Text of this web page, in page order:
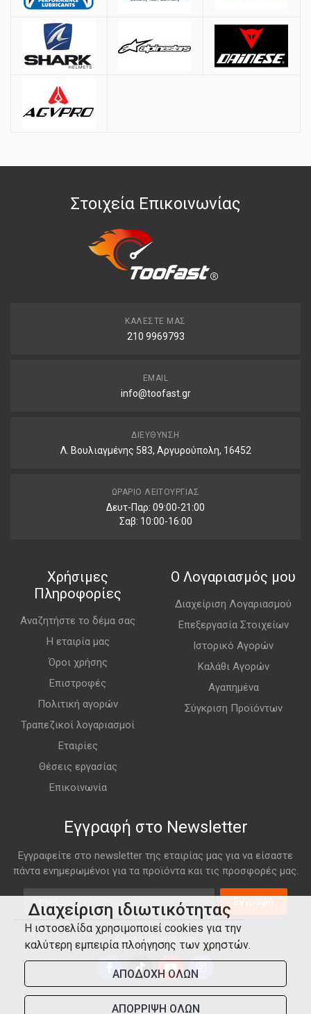
Στοιχεία Επικοινωνίας
ΚΑΛΈΣΤΕ ΜΑΣ
210 9969793
EMAIL
info@toofast.gr
ΔΙΕΎΘΥΝΣΗ
Λ. Βουλιαγμένης 583, Αργυρούπολη, 16452
ΩΡΆΡΙΟ ΛΕΙΤΟΥΡΓΊΑΣ
Δευτ-Παρ: 09:00-21:00
Σαβ: 10:00-16:00
Χρήσιμες
Πληροφορίες
Αναζητήστε το δέμα σας
Η εταιρία μας
Όροι χρήσης
Επιστροφές
Πολιτική αγορών
Τραπεζικοί λογαριασμοί
Εταιρίες
Θέσεις εργασίας
Επικοινωνία
Ο Λογαριασμός μου
Διαχείριση Λογαριασμού
Επεξεργασία Στοιχείων
Ιστορικό Αγορών
Καλάθι Αγορών
Αγαπημένα
Σύγκριση Προϊόντων
Εγγραφή στο Newsletter
Εγγραφείτε στο newsletter της εταιρίας μας για να είσαστε
πάντα ενημερωμένοι για τα προϊόντα και τις προσφορές μας.
Email
Εγγραφή
Ακολουθήστε μας
Διαχείριση ιδιωτικότητας
Η ιστοσελίδα χρησιμοποιεί cookies για την
καλύτερη εμπειρία πλοήγησης των χρηστών.
ΑΠΟΔΟΧΗ ΟΛΩΝ
ΑΠΟΡΡΙΨΗ ΟΛΩΝ